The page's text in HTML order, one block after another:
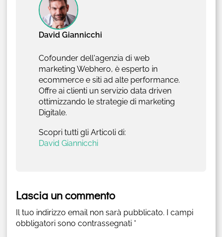
David Giannicchi
Cofounder dell'agenzia di web
marketing Webhero, è esperto in
ecommerce e siti ad alte performance.
Offre ai clienti un servizio data driven
ottimizzando le strategie di marketing
Digitale.
Scopri tutti gli Articoli di:
David Giannicchi
Lascia un commento
Il tuo indirizzo email non sarà pubblicato.
I campi
obbligatori sono contrassegnati *